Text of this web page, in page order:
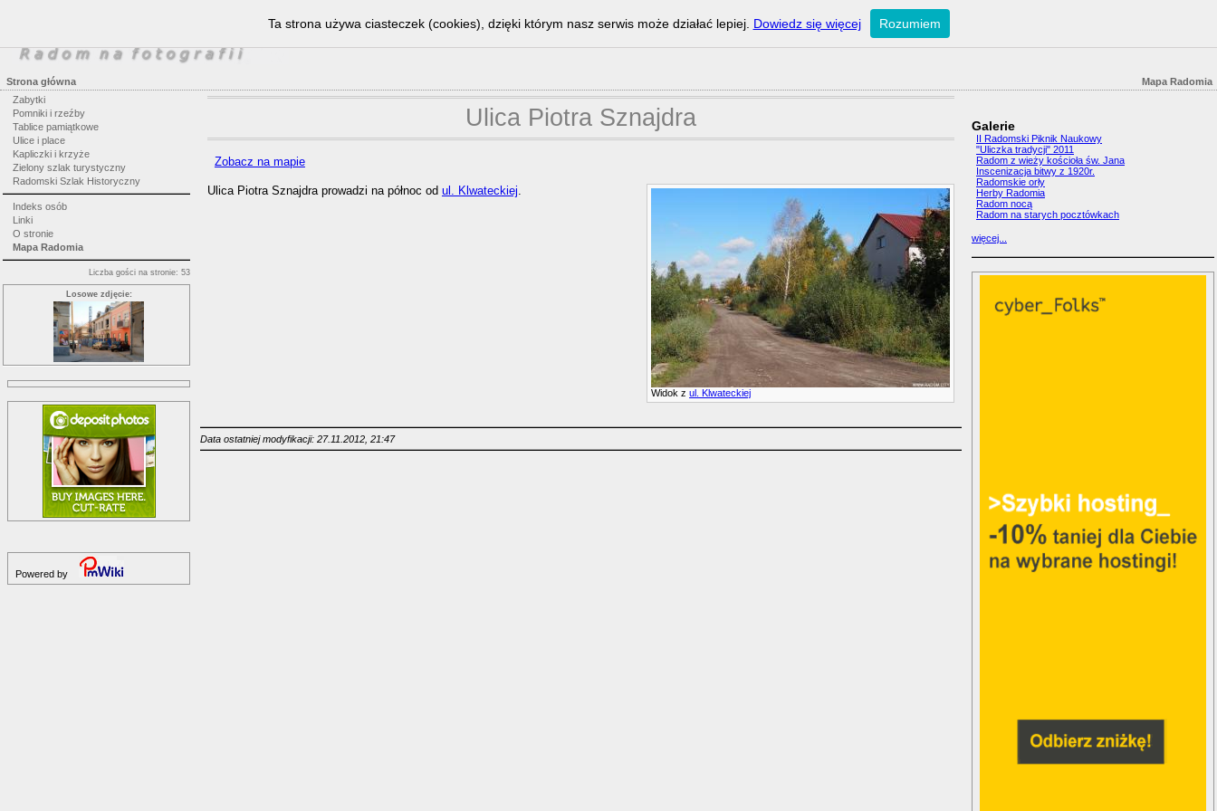
Mapa Radomia
Strona główna
Zabytki
Pomniki i rzeźby
Tablice pamiątkowe
Ulice i place
Kapliczki i krzyże
Zielony szlak turystyczny
Radomski Szlak Historyczny
Indeks osób
Linki
O stronie
Mapa Radomia
Liczba gości na stronie: 53
Losowe zdjęcie:
Powered by
Ulica Piotra Sznajdra
Zobacz na mapie
Widok zul. Klwateckiej
Ulica Piotra Sznajdra prowadzi na północ od ul. Klwateckiej.
Data ostatniej modyfikacji: 27.11.2012, 21:47
Galerie
II Radomski Piknik Naukowy
"Uliczka tradycji" 2011
Radom z wieży kościoła św. Jana
Inscenizacja bitwy z 1920r.
Radomskie orły
Herby Radomia
Radom nocą
Radom na starych pocztówkach
więcej...
Ta strona używa ciasteczek (cookies), dzięki którym nasz serwis może działać lepiej. Dowiedz się więcej Rozumiem